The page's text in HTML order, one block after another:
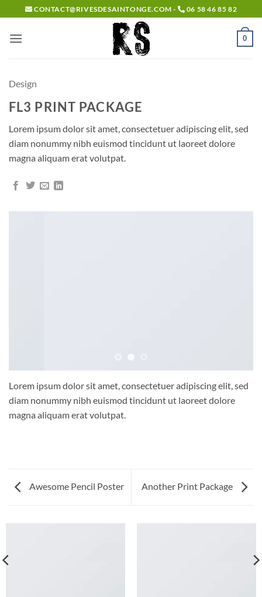
Passer
au
contenu
CONTACT@RIVESDESAINTONGE.COM - 06 58 46 85 82
0
Design
FL3 PRINT PACKAGE
Lorem ipsum dolor sit amet, consectetuer adipiscing elit, sed
diam nonummy nibh euismod tincidunt ut laoreet dolore
magna aliquam erat volutpat.
Lorem ipsum dolor sit amet, consectetuer adipiscing elit, sed
diam nonummy nibh euismod tincidunt ut laoreet dolore
magna aliquam erat volutpat.
Awesome Pencil Poster Another Print Package